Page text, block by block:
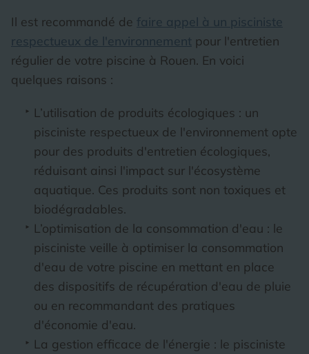
Il est recommandé de faire appel à un pisciniste
respectueux de l'environnement pour l'entretien
régulier de votre piscine à Rouen. En voici
quelques raisons :
L’utilisation de produits écologiques : un
pisciniste respectueux de l'environnement opte
pour des produits d'entretien écologiques,
réduisant ainsi l'impact sur l'écosystème
aquatique. Ces produits sont non toxiques et
biodégradables.
L’optimisation de la consommation d'eau : le
pisciniste veille à optimiser la consommation
d'eau de votre piscine en mettant en place
des dispositifs de récupération d'eau de pluie
ou en recommandant des pratiques
d'économie d'eau.
La gestion efficace de l'énergie : le pisciniste